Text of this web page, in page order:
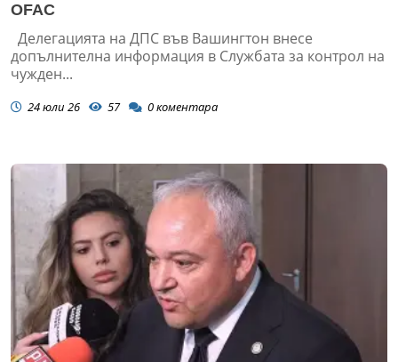
OFAC
Делегацията на ДПС във Вашингтон внесе
допълнителна информация в Службата за контрол на
чужден...
24 юли 26 57 0коментара